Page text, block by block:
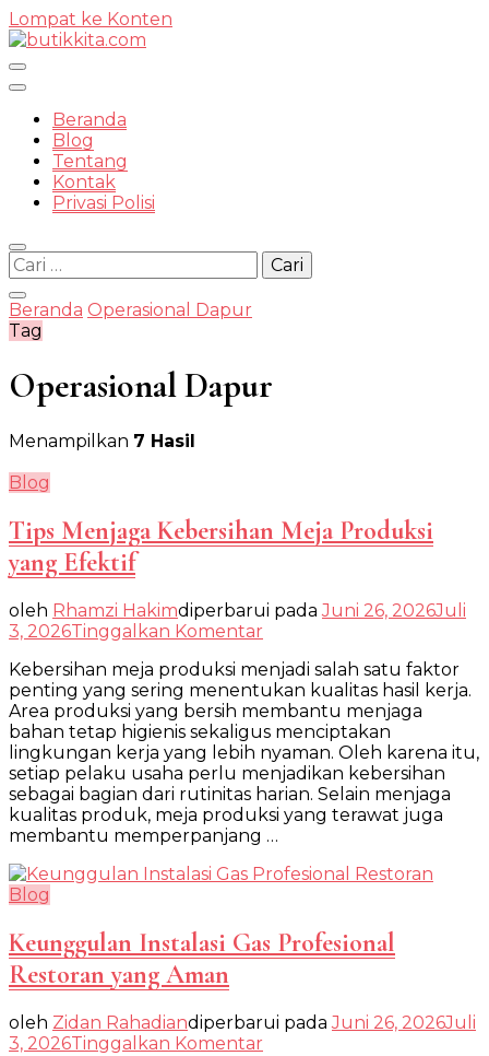
Lompat ke Konten
Beranda
Blog
Tentang
Kontak
Privasi Polisi
Cari
untuk:
Beranda Operasional Dapur
Tag
Operasional Dapur
Menampilkan 7 Hasil
Blog
Tips Menjaga Kebersihan Meja Produksi
yang Efektif
oleh Rhamzi Hakimdiperbarui padaJuni 26, 2026Juli
3, 2026Tinggalkan Komentar
Menjaga
Kebersihan
Meja
Produksi
yang
Efektif
Kebersihan meja produksi menjadi salah satu faktor
penting yang sering menentukan kualitas hasil kerja.
Area produksi yang bersih membantu menjaga
bahan tetap higienis sekaligus menciptakan
lingkungan kerja yang lebih nyaman. Oleh karena itu,
setiap pelaku usaha perlu menjadikan kebersihan
sebagai bagian dari rutinitas harian. Selain menjaga
kualitas produk, meja produksi yang terawat juga
membantu memperpanjang …
Blog
Keunggulan Instalasi Gas Profesional
Restoran yang Aman
oleh Zidan Rahadiandiperbarui padaJuni 26, 2026Juli
3, 2026Tinggalkan Komentar